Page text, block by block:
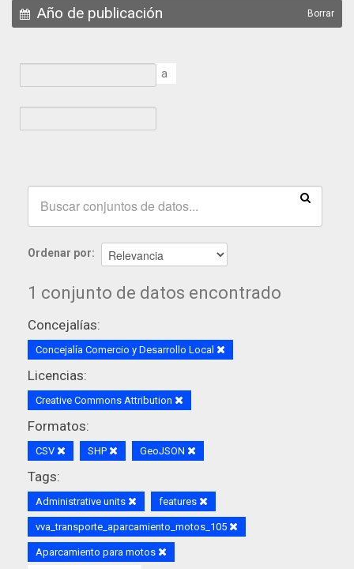
Año de publicación Borrar
a
Ordenar por
1 conjunto de datos encontrado
Concejalías:
Concejalía Comercio y Desarrollo Local
Licencias:
Creative Commons Attribution
Formatos:
CSV SHP GeoJSON
Tags:
Administrative units features
vva_transporte_aparcamiento_motos_105
Aparcamiento para motos